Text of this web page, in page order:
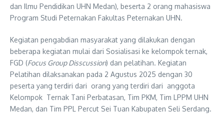
dan Ilmu Pendidikan UHN Medan), beserta 2 orang mahasiswa
Program Studi Peternakan Fakultas Peternakan UHN.
Kegiatan pengabdian masyarakat yang dilakukan dengan
beberapa kegiatan mulai dari Sosialisasi ke kelompok ternak,
FGD (Focus Group Disscussion) dan pelatihan. Kegiatan
Pelatihan dilaksanakan pada 2 Agustus 2025 dengan 30
peserta yang terdiri dari orang yang terdiri dari anggota
Kelompok Ternak Tani Perbatasan, Tim PKM, Tim LPPM UHN
Medan, dan Tim PPL Percut Sei Tuan Kabupaten Seli Serdang.